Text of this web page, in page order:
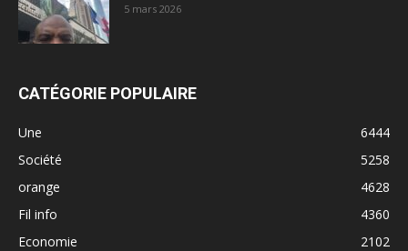
5 mars 2026
CATÉGORIE POPULAIRE
Une
6444
Société
5258
orange
4628
Fil info
4360
Economie
2102